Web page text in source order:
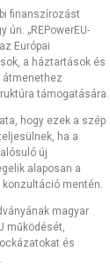
finanszírozást
„REPowerEU-
Európai
a háztartások és
átmenethez
támogatására.
hogy ezek a szép
ha a
új
alaposan a
mentén.
magyar
működését,
és